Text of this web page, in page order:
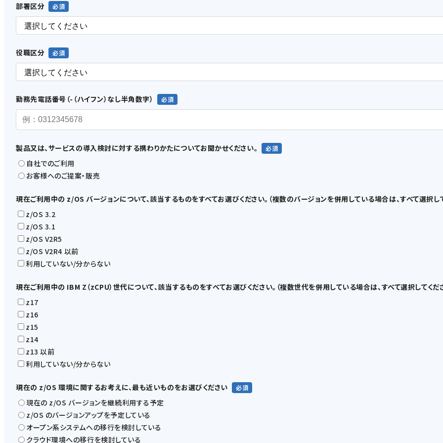
部署区分
役職区分
勤務先電話番号（-（ハイフン）なし半角数字）
製品又は、サービスの導入検討に対する携わりかたについてお聞かせください。
自社でのご利用
お客様へのご提案・販売
現在ご利用中の z/OS バージョンについて、該当するものをすべてお選びください。（複数のバージョンを併用している場合は、すべて選択し
z/OS 3.2
z/OS 3.1
z/OS V2R5
z/OS V2R4 以前
利用していない/分からない
現在ご利用中の IBM Z（zCPU）世代について、該当するものをすべてお選びください。（複数世代を併用している場合は、すべて選択してくだ
z17
z16
z15
z14
z13 以前
利用していない/分からない
現在の z/OS 環境に関するお考えに、最も近いものをお選びください
現在の z/OS バージョンを継続利用する予定
z/OS のバージョンアップを予定している
オープン系システムへの移行を検討している
クラウド環境への移行を検討している